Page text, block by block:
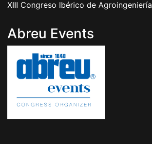
XIII Congreso Ibérico de Agroingeniería
Abreu Events